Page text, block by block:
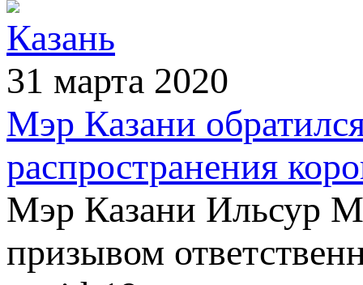
Казань
31 марта 2020
Мэр Казани
распространения
Мэр Казани Ильсур
призывом